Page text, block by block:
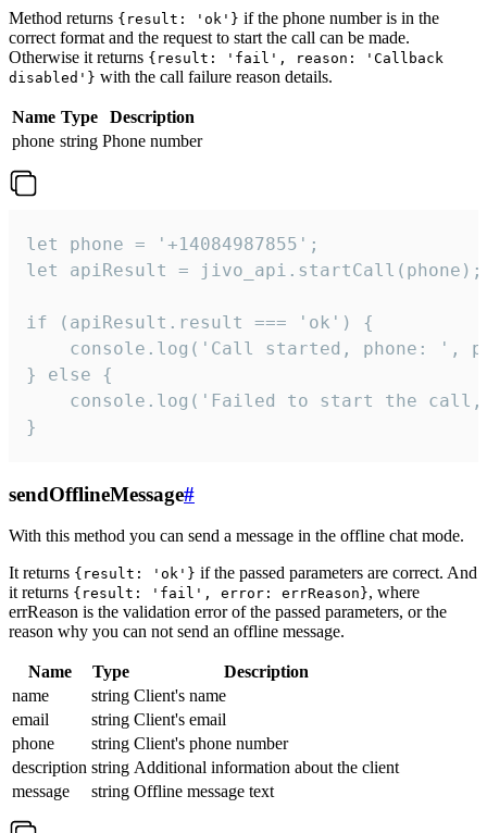
Method returns {result: 'ok'} if the phone number is in the
correct format and the request to start the call can be made.
Otherwise it returns {result: 'fail', reason: 'Callback
disabled'} with the call failure reason details.
Name Type
Description
phone string Phone number
let phone = '+14084987855';
let apiResult = jivo_api.startCall(phone);
if (apiResult.result === 'ok') {
console.log('Call started, phone: ',
} else {
console.log('Failed to start the
}
sendOfflineMessage#
With this method you can send a message in the offline chat mode.
It returns {result: 'ok'} if the passed parameters are correct. And
it returns {result: 'fail', error: errReason}, where
errReason is the validation error of the passed parameters, or the
reason why you can not send an offline message.
Name Type
Description
name
string Client's name
email
string Client's email
phone
string Client's phone number
description string Additional information about the client
message
string Offline message text